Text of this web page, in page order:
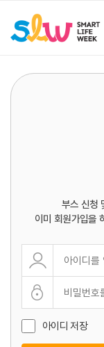
부스 신청
이미 회원가입을
아이디 저장